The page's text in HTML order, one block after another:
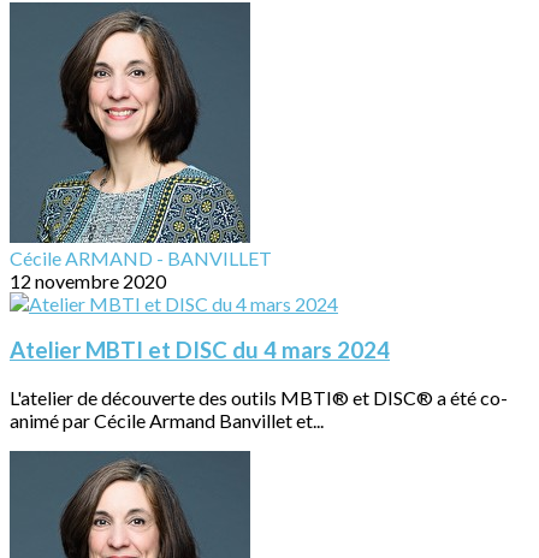
Cécile ARMAND - BANVILLET
12 novembre 2020
Atelier MBTI et DISC du 4 mars 2024
L'atelier de découverte des outils MBTI® et DISC® a été co-
animé par Cécile Armand Banvillet et...